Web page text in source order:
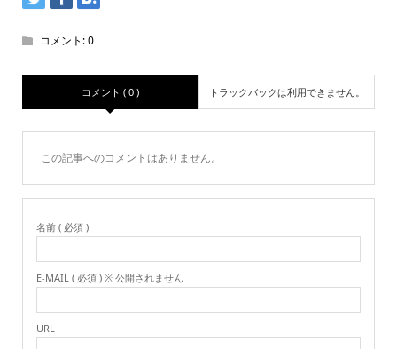
コメント:0
コメント ( 0 ) トラックバックは利用できません。
この記事へのコメントはありません。
名前 ( 必須 )
E-MAIL ( 必須 ) ※ 公開されません
URL